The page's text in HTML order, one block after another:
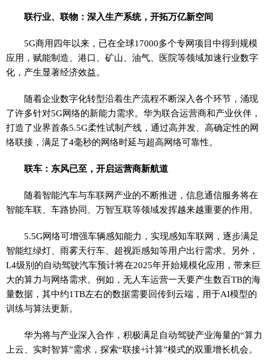
联行业、联物：深入生产系统，开拓万亿新空间
5G商用四年以来，已在全球17000多个专网项目中得到规模
应用，赋能制造、港口、矿山、油气、医院等领域加速行业数字
化，产生显著经济效益。
随着企业数字化转型沿着生产流程不断深入各个环节，涌现
了许多针对5G网络的新能力需求。华为联合运营商和产业伙伴，
打造了业界首条5.5G柔性试制产线，通过高并发、高确定性的网
络联接，满足了4毫秒的网络时延与超高网络可靠性。
联车：东风已至，开启运营商新航道
随着智能汽车与车联网产业的不断推进，信息通信服务将在
智能车联、车路协同、万智互联等领域发挥越来越重要的作用。
5.5G网络可增强车辆感知能力，实现感知车联网，逐步满足
智能红绿灯、雨雾天行车、超视距感知等用户出行需求。另外，
L4级别的自动驾驶汽车预计将在2025年开始规模化应用，带来巨
大的算力与网络需求。例如，无人车运营一天要产生数百TB的海
量数据，其中约1TB左右的数据需要回传到云端，用于AI模型的
训练与算法更新。
华为将与产业深入合作，积极满足自动驾驶产业海量的“算力
上云、实时智算”需求，探索“联接+计算”模式的双重增长机会。